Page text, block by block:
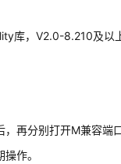
库，V2.0-8.210及以
再分别打开M兼容端口
作。